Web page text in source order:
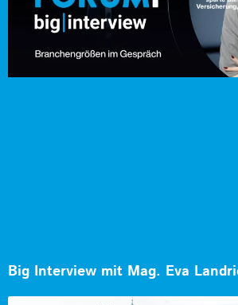
Big Interview mit Mag. Eva